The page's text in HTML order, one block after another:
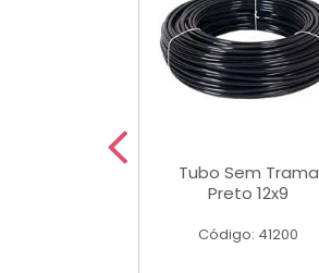
Tubo Sem Trama
Preto 12x9
Código: 41200